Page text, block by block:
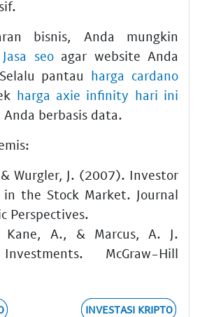
bisnis, Anda mungkin
Jasa seoagar website Anda
pantau harga cardano
harga axie infinity hari ini
berbasis data.
Wurgler, J. (2007). Investor
the Stock Market. Journal
Perspectives.
Kane, A., & Marcus, A. J.
McGraw-Hill
INVESTASI KRIPTO